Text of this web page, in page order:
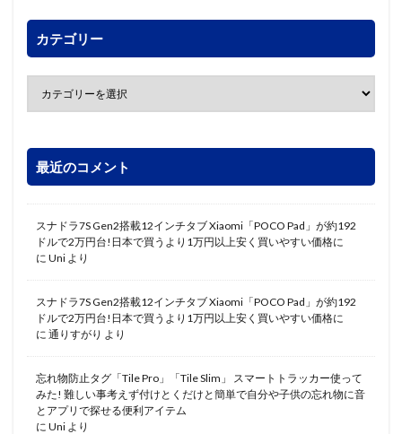
カテゴリー
最近のコメント
スナドラ7S Gen2搭載12インチタブ Xiaomi「POCO Pad」が約192
ドルで2万円台!日本で買うより1万円以上安く買いやすい価格に
に Uni より
スナドラ7S Gen2搭載12インチタブ Xiaomi「POCO Pad」が約192
ドルで2万円台!日本で買うより1万円以上安く買いやすい価格に
に 通りすがり より
忘れ物防止タグ「Tile Pro」「Tile Slim」 スマートトラッカー使って
みた! 難しい事考えず付けとくだけと簡単で自分や子供の忘れ物に音
とアプリで探せる便利アイテム
に Uni より